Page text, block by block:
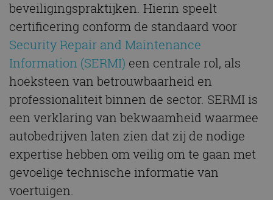
beveiligingspraktijken. Hierin speelt
certificering conform de standaard voor
Security Repair and Maintenance
Information (SERMI) een centrale rol, als
hoeksteen van betrouwbaarheid en
professionaliteit binnen de sector. SERMI is
een verklaring van bekwaamheid waarmee
autobedrijven laten zien dat zij de nodige
expertise hebben om veilig om te gaan met
gevoelige technische informatie van
voertuigen.